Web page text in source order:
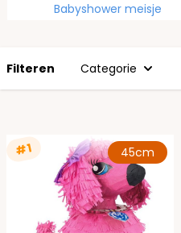
Babyshower meisje
Filteren Categorie
#1 45cm